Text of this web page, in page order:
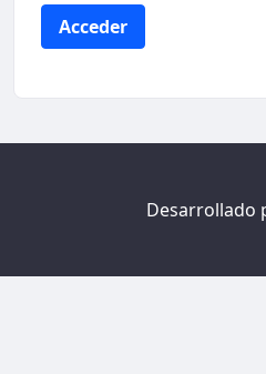
Acceder
Desarrollado